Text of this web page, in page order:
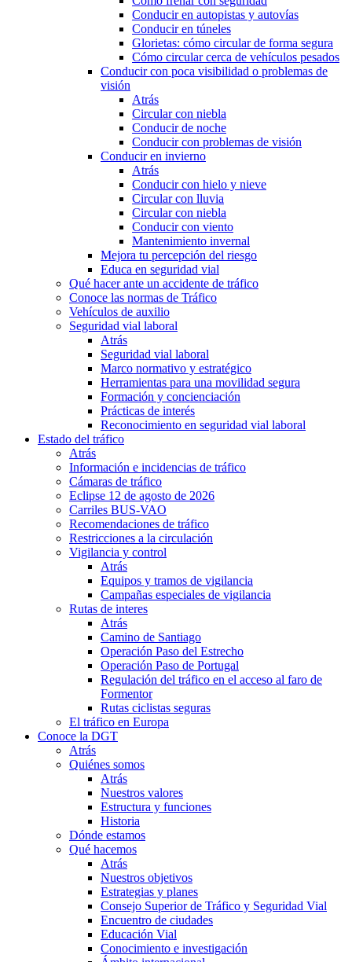
Conducir en autopistas y autovías
Conducir en túneles
Glorietas: cómo circular de forma segura
Cómo circular cerca de vehículos pesados
Conducir con poca visibilidad o problemas de
visión
Atrás
Circular con niebla
Conducir de noche
Conducir con problemas de visión
Conducir en invierno
Atrás
Conducir con hielo y nieve
Circular con lluvia
Circular con niebla
Conducir con viento
Mantenimiento invernal
Mejora tu percepción del riesgo
Educa en seguridad vial
Qué hacer ante un accidente de tráfico
Conoce las normas de Tráfico
Vehículos de auxilio
Seguridad vial laboral
Atrás
Seguridad vial laboral
Marco normativo y estratégico
Herramientas para una movilidad segura
Formación y concienciación
Prácticas de interés
Reconocimiento en seguridad vial laboral
Estado del tráfico
Atrás
Información e incidencias de tráfico
Cámaras de tráfico
Eclipse 12 de agosto de 2026
Carriles BUS-VAO
Recomendaciones de tráfico
Restricciones a la circulación
Vigilancia y control
Atrás
Equipos y tramos de vigilancia
Campañas especiales de vigilancia
Rutas de interes
Atrás
Camino de Santiago
Operación Paso del Estrecho
Operación Paso de Portugal
Regulación del tráfico en el acceso al faro de
Formentor
Rutas ciclistas seguras
El tráfico en Europa
Conoce la DGT
Atrás
Quiénes somos
Atrás
Nuestros valores
Estructura y funciones
Historia
Dónde estamos
Qué hacemos
Atrás
Nuestros objetivos
Estrategias y planes
Consejo Superior de Tráfico y Seguridad Vial
Encuentro de ciudades
Educación Vial
Conocimiento e investigación